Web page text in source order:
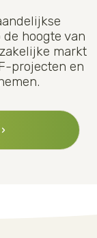
hoogte van
markt
projecten en